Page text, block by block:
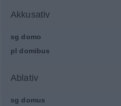
Akkusativ
sg domo
pl domibus
Ablativ
sg domus